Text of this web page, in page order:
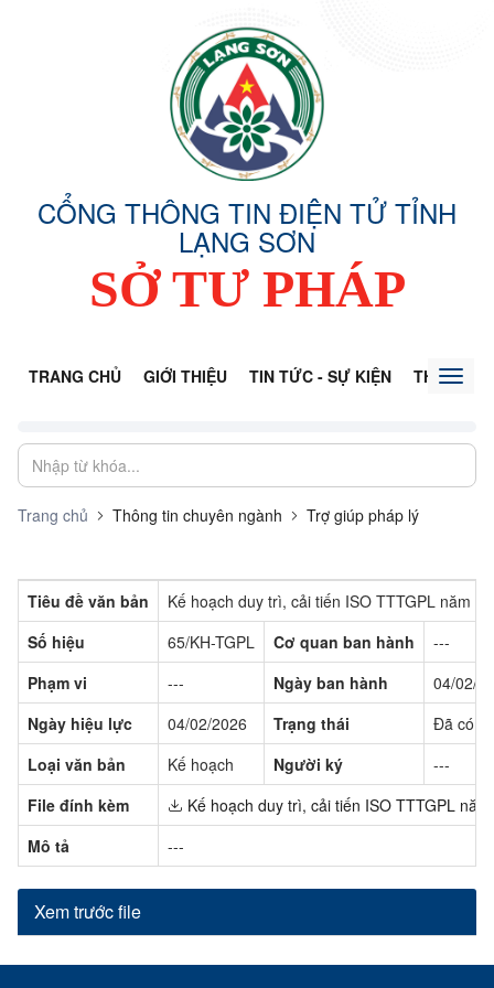
CỔNG THÔNG TIN ĐIỆN TỬ TỈNH
LẠNG SƠN
SỞ TƯ PHÁP
TRANG CHỦ GIỚI THIỆU TIN TỨC - SỰ KIỆN THÔNG
Trang chủ Thông tin chuyên ngành Trợ giúp pháp lý
Tiêu đề văn bản
Kế hoạch duy trì, cải tiến ISO TTTGPL năm
Số hiệu
65/KH-TGPL Cơ quan ban hành
---
Phạm vi
--- Ngày ban hành
04/02/
Ngày hiệu lực
04/02/2026 Trạng thái
Đã có
Loại văn bản
Kế hoạch Người ký
---
File đính kèm
Kế hoạch duy trì, cải tiến ISO TTTGPL
Mô tả
---
Xem trước file